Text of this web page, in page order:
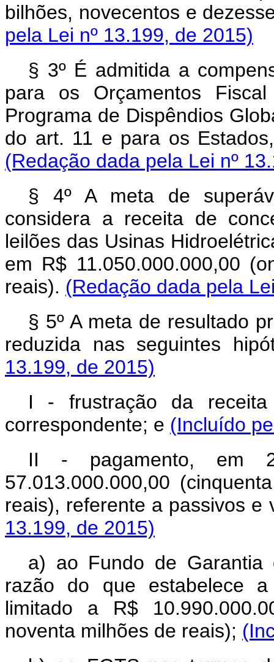
bilhões, novecentos e
pela Lei nº 13.199, de 2015)
§ 3º É admitida a
para os Orçamentos
Programa de Dispêndios
do art. 11 e para os
(Redação dada pela Lei nº
§ 4º A meta de
considera a receita de
leilões das Usinas
em R$ 11.050.000.000,00
reais). (Redação dada pela
§ 5º A meta de resultado
reduzida nas seguintes
13.199, de 2015)
I - frustração da
correspondente; e (Incluído
II - pagamento, em
57.013.000.000,00
reais), referente a passivos
13.199, de 2015)
a) ao Fundo de Garantia
razão do que estabelece
limitado a R$
noventa milhões de reais);